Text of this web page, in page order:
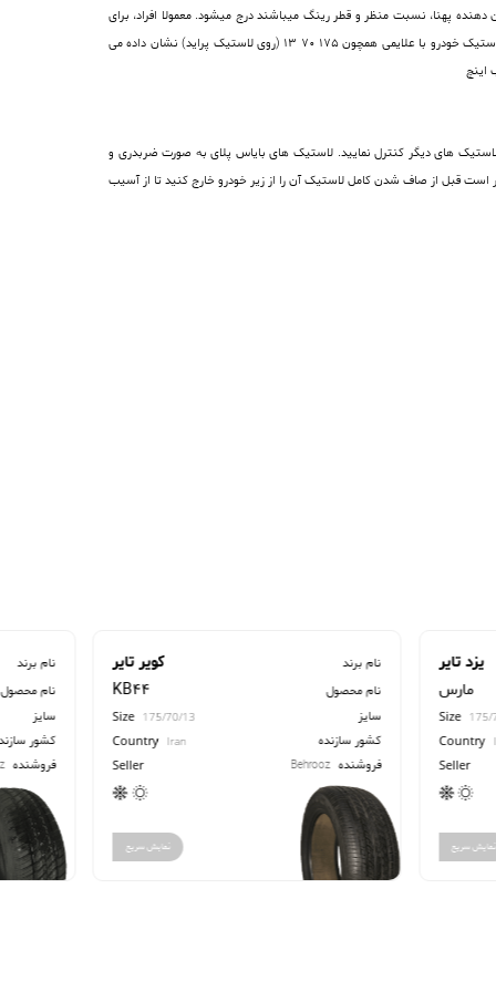
پهنا، نسبت منظر و قطر رینگ میباشند درج میشود. معمولا افراد، برای
مراجعه به خرید لاستیک ، بلافاصله اعداد و ارقامی را بیان می کنند که روی لاستیک قدیمی خود دیده اند. اما بهتر نیست ابتدا معنای این شماره ها را بدانید. اندازه لاستیک خودرو با علایمی همچون 175 70 13 (روی لاستیک پراید) نشان داده می
لاستیک های دیگر کنترل نمایید. لاستیک های بایاس پلای به صورت ضربدری و
و کنترل نمود . بهتر است قبل از صاف شدن کامل لاستیک آن را از زیر خودرو خارج کنید تا از آسیب
یزد تایر
مارس
Size 175/
Country
Seller
نمایش سریع
نام برند کویر تایر
نام محصول KB44
سایز Size 175/70/13
کشور سازنده Country Iran
فروشنده Behrooz
Seller
نمایش سریع
نام برند
نام محصول
سایز
کشور
فروشنده